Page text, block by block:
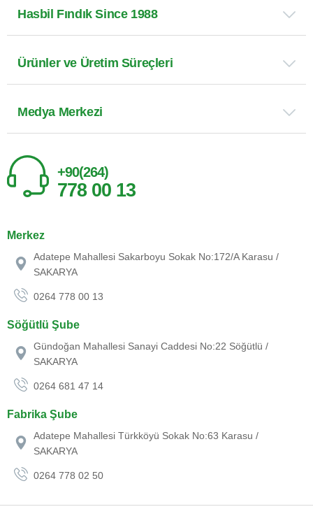
Hasbil Fındık Since 1988
Ürünler ve Üretim Süreçleri
Medya Merkezi
+90(264)
778 00 13
Merkez
Adatepe Mahallesi Sakarboyu Sokak No:172/A Karasu /
SAKARYA
0264 778 00 13
Söğütlü Şube
Gündoğan Mahallesi Sanayi Caddesi No:22 Söğütlü /
SAKARYA
0264 681 47 14
Fabrika Şube
Adatepe Mahallesi Türkköyü Sokak No:63 Karasu /
SAKARYA
0264 778 02 50